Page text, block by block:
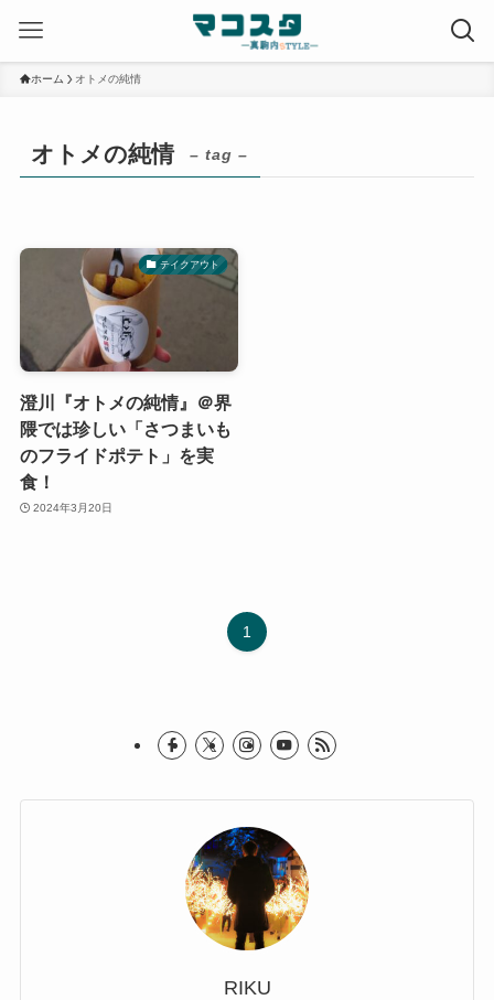
ホーム オトメの純情
オトメの純情 – tag –
テイクアウト
澄川『オトメの純情』＠界
隈では珍しい「さつまいも
のフライドポテト」を実
食！
2024年3月20日
1
RIKU